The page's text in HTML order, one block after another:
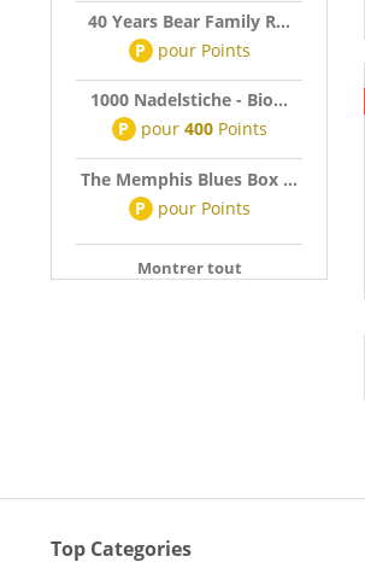
40 Years Bear Family R...
P pour Points
1000 Nadelstiche - Bio...
P pour 400Points
The Memphis Blues Box ...
P pour Points
Montrer tout
Top Categories